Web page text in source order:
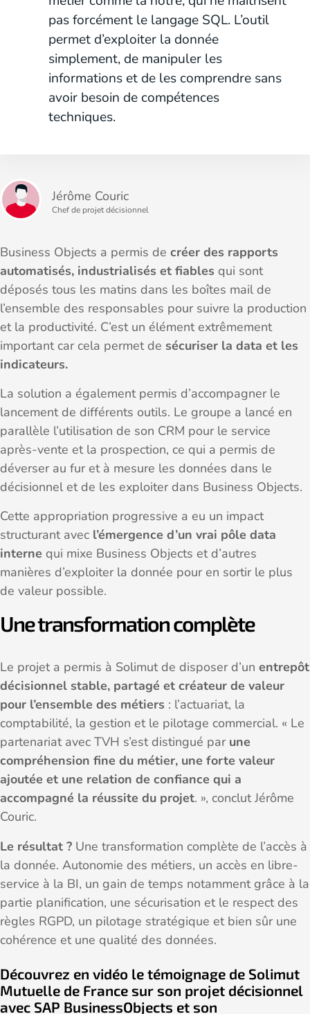
pas forcément le langage SQL. L’outil
permet d’exploiter la donnée
simplement, de manipuler les
informations et de les comprendre sans
avoir besoin de compétences
techniques.
Jérôme Couric
Chef de projet décisionnel
Business Objects a permis de créer des rapports
automatisés, industrialisés et fiables qui sont
déposés tous les matins dans les boîtes mail de
l’ensemble des responsables pour suivre la production
et la productivité. C’est un élément extrêmement
important car cela permet de sécuriser la data et les
indicateurs.
La solution a également permis d’accompagner le
lancement de différents outils. Le groupe a lancé en
parallèle l’utilisation de son CRM pour le service
après-vente et la prospection, ce qui a permis de
déverser au fur et à mesure les données dans le
décisionnel et de les exploiter dans Business Objects.
Cette appropriation progressive a eu un impact
structurant avec l’émergence d’un vrai pôle data
interne qui mixe Business Objects et d’autres
manières d’exploiter la donnée pour en sortir le plus
de valeur possible.
Une transformation complète
Le projet a permis à Solimut de disposer d’un entrepôt
décisionnel stable, partagé et créateur de valeur
pour l’ensemble des métiers : l’actuariat, la
comptabilité, la gestion et le pilotage commercial. « Le
partenariat avec TVH s’est distingué par une
compréhension fine du métier, une forte valeur
ajoutée et une relation de confiance qui a
accompagné la réussite du projet. », conclut Jérôme
Couric.
Le résultat ? Une transformation complète de l’accès à
la donnée. Autonomie des métiers, un accès en libre-
service à la BI, un gain de temps notamment grâce à la
partie planification, une sécurisation et le respect des
règles RGPD, un pilotage stratégique et bien sûr une
cohérence et une qualité des données.
Découvrez en vidéo le témoignage de Solimut
Mutuelle de France sur son projet décisionnel
avec SAP BusinessObjects et son